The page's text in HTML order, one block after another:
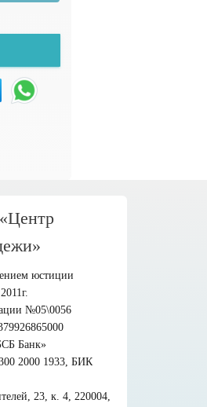
юстиции
№05\0056
Банк»
2000 1933, БИК
23, к. 4, 220004,